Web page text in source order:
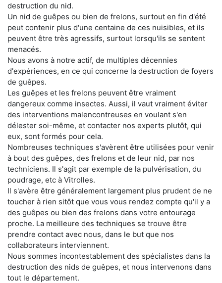
destruction du nid.
Un nid de guêpes ou bien de frelons, surtout en fin d'été
peut contenir plus d'une centaine de ces nuisibles, et ils
peuvent être très agressifs, surtout lorsqu'ils se sentent
menacés.
Nous avons à notre actif, de multiples décennies
d'expériences, en ce qui concerne la destruction de foyers
de guêpes.
Les guêpes et les frelons peuvent être vraiment
dangereux comme insectes. Aussi, il vaut vraiment éviter
des interventions malencontreuses en voulant s'en
délester soi-même, et contacter nos experts plutôt, qui
eux, sont formés pour cela.
Nombreuses techniques s'avèrent être utilisées pour venir
à bout des guêpes, des frelons et de leur nid, par nos
techniciens. Il s'agit par exemple de la pulvérisation, du
poudrage, etc à Vitrolles.
Il s'avère être généralement largement plus prudent de ne
toucher à rien sitôt que vous vous rendez compte qu'il y a
des guêpes ou bien des frelons dans votre entourage
proche. La meilleure des techniques se trouve être
prendre contact avec nous, dans le but que nos
collaborateurs interviennent.
Nous sommes incontestablement des spécialistes dans la
destruction des nids de guêpes, et nous intervenons dans
tout le département.